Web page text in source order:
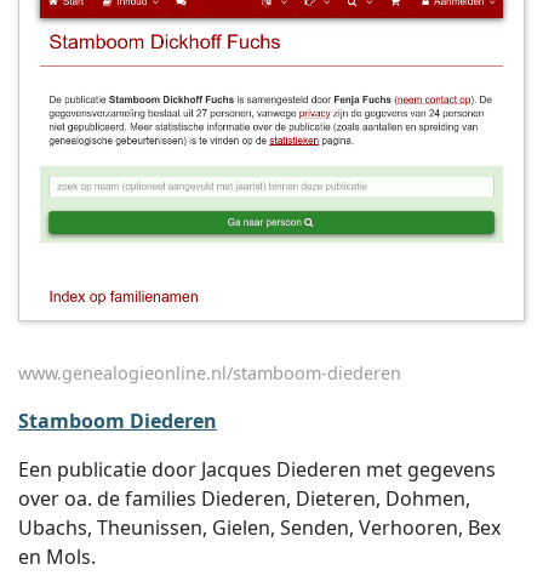
www.genealogieonline.nl/stamboom-diederen
Stamboom Diederen
Een publicatie door Jacques Diederen met gegevens
over oa. de families Diederen, Dieteren, Dohmen,
Ubachs, Theunissen, Gielen, Senden, Verhooren, Bex
en Mols.